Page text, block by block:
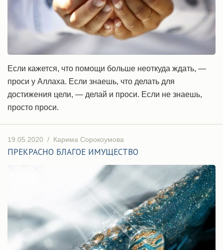
Если кажется, что помощи больше неоткуда ждать, —
проси у Аллаха. Если знаешь, что делать для
достижения цели, — делай и проси. Если не знаешь,
просто проси.
19.05.2020 / Карима Сорокоумова
ПРЕКРАСНО БЛАГОЕ ИМУЩЕСТВО